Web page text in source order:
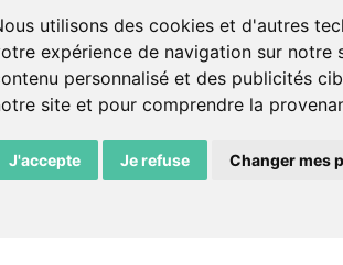
utilisons des cookies et d'autres
expérience de navigation sur notre
personnalisé et des publicités
site et pour comprendre la
J'accepte Je refuse Changer mes
Centre
ADN –